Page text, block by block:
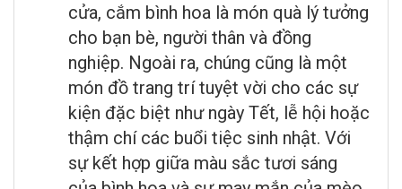
cửa, cắm bình hoa là món quà lý tưởng
cho bạn bè, người thân và đồng
nghiệp. Ngoài ra, chúng cũng là một
món đồ trang trí tuyệt vời cho các sự
kiện đặc biệt như ngày Tết, lễ hội hoặc
thậm chí các buổi tiệc sinh nhật. Với
sự kết hợp giữa màu sắc tươi sáng